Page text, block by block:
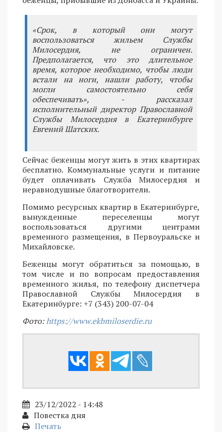
«Срок, в который они могут
воспользоваться жильем Службы
Милосердия, не ограничен.
Предполагается, что это длительное
время, которое необходимо, чтобы люди
встали на ноги, нашли работу, чтобы
могли самостоятельно себя
обеспечивать», - рассказал
исполнительный директор Православной
Службы Милосердия в Екатеринбурге
Евгений Шатских.
Сейчас беженцы могут жить в этих квартирах
бесплатно. Коммунальные услуги и питание
будет оплачивать Служба Милосердия и
неравнодушные благотворители.
Помимо ресурсных квартир в Екатеринбурге,
вынужденные переселенцы могут
воспользоваться другими центрами
временного размещения, в Первоуральске и
Михайловске.
Беженцы могут обратиться за помощью, в
том числе и по вопросам предоставления
временного жилья, по телефону диспетчера
Православной Службы Милосердия в
Екатеринбурге: +7 (343) 200-07-04
Фото:https://www.ekbmiloserdie.ru
23/12/2022 - 14:48
Повестка дня
Печать